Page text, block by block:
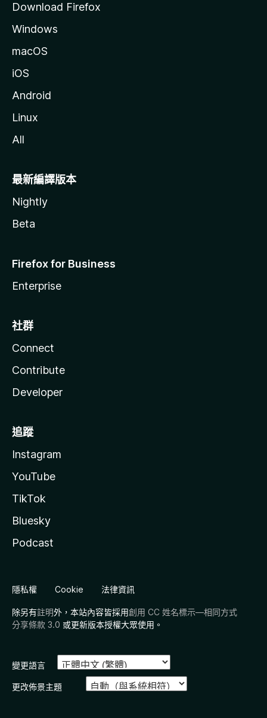
Download Firefox
Windows
macOS
iOS
Android
Linux
All
最新編譯版本
Nightly
Beta
Firefox for Business
Enterprise
社群
Connect
Contribute
Developer
追蹤
Instagram
YouTube
TikTok
Bluesky
Podcast
隱私權 Cookie 法律資訊
除另有註明外，本站內容皆採用創用 CC 姓名標示—相同方式
分享條款 3.0 或更新版本授權大眾使用。
變更語言
更改佈景主題